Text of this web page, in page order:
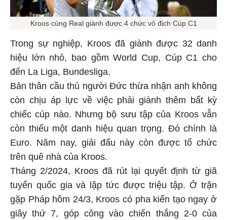
Kroos cùng Real giành được 4 chức vô địch Cúp C1
Trong sự nghiệp, Kroos đã giành được 32 danh
hiệu lớn nhỏ, bao gồm World Cup, Cúp C1 cho
đến La Liga, Bundesliga.
Bản thân cầu thủ người Đức thừa nhận anh không
còn chịu áp lực về việc phải giành thêm bất kỳ
chiếc cúp nào. Nhưng bộ sưu tập của Kroos vẫn
còn thiếu một danh hiệu quan trọng. Đó chính là
Euro. Năm nay, giải đấu này còn được tổ chức
trên quê nhà của Kroos.
Tháng 2/2024, Kroos đã rút lại quyết định từ giã
tuyển quốc gia và lập tức được triệu tập. Ở trận
gặp Pháp hôm 24/3, Kroos có pha kiến tạo ngay ở
giây thứ 7, góp công vào chiến thắng 2-0 của